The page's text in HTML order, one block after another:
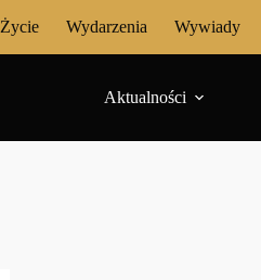
Życie Wydarzenia Wywiady
Aktualności